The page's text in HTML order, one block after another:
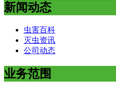
新闻动态
虫害百科
灭虫资讯
公司动态
业务范围